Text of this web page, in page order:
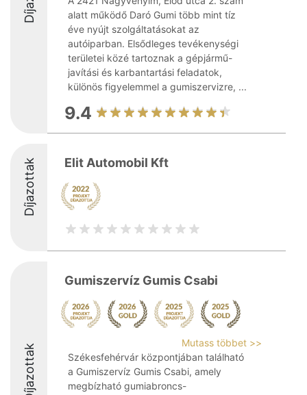
alatt működő Daró Gumi több mint tíz
éve nyújt szolgáltatásokat az
autóiparban. Elsődleges tevékenységi
területei közé tartoznak a gépjármű-
javítási és karbantartási feladatok,
különös figyelemmel a gumiszervizre, ...
9.4
Díjazottak Elit Automobil Kft
Díjazottak
Gumiszervíz Gumis Csabi
Mutass többet >>
Székesfehérvár központjában található
a Gumiszervíz Gumis Csabi, amely
megbízható gumiabroncs-